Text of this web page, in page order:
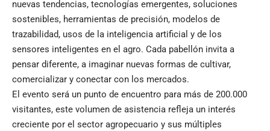
nuevas tendencias, tecnologías emergentes, soluciones
sostenibles, herramientas de precisión, modelos de
trazabilidad, usos de la inteligencia artificial y de los
sensores inteligentes en el agro. Cada pabellón invita a
pensar diferente, a imaginar nuevas formas de cultivar,
comercializar y conectar con los mercados.
El evento será un punto de encuentro para más de 200.000
visitantes, este volumen de asistencia refleja un interés
creciente por el sector agropecuario y sus múltiples